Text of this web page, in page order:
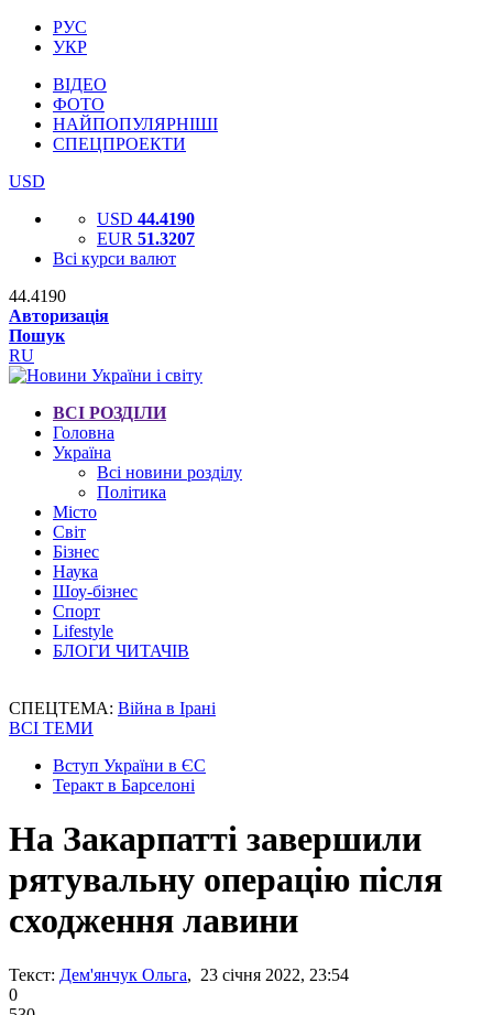
РУС
УКР
ВІДЕО
ФОТО
НАЙПОПУЛЯРНІШІ
СПЕЦПРОЕКТИ
USD
USD 44.4190
EUR 51.3207
Всі курси валют
44.4190
Авторизація
Пошук
RU
ВСІ РОЗДІЛИ
Головна
Україна
Всі новини розділу
Політика
Місто
Світ
Бізнес
Наука
Шоу-бізнес
Спорт
Lifestyle
БЛОГИ ЧИТАЧІВ
СПЕЦТЕМА: Війна в Ірані
ВСІ ТЕМИ
Вступ України в ЄС
Теракт в Барселоні
На Закарпатті завершили
рятувальну операцію після
сходження лавини
Текст: Дем'янчук Ольга, 23 січня 2022, 23:54
0